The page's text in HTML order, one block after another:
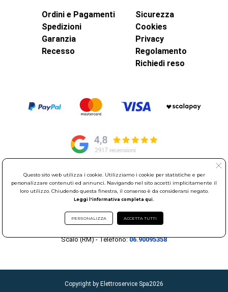
Ordini e Pagamenti
Spedizioni
Garanzia
Recesso
Sicurezza
Cookies
Privacy
Regolamento
Richiedi reso
© Elettroservice Spa - Sede Legale: Via Leonardo da Vinci, 40 -
00015 Monterotondo Scalo (RM)
Partita Iva: 01586761007 - Codice Fiscale: 06634500588 Capitale
Sociale 1.600.000,00 Euro i.v. Iscritto al Registro delle Imprese di
Roma REA: RM-535144
Scalo (RM) - Telefono:06.90095358
Copyright by Elettroservice Spa2026
Questo sito web utilizza i cookie. Utilizziamo i cookie per statistiche e per
personalizzare contenuti ed annunci. Navigando nel sito accetti implicitamente il
loro utilizzo. Chiudendo questa finestra, il consenso è da considerarsi negato.
Leggi l'informativa completa qui.
PERSONALIZZA ACCETTA TUTTI